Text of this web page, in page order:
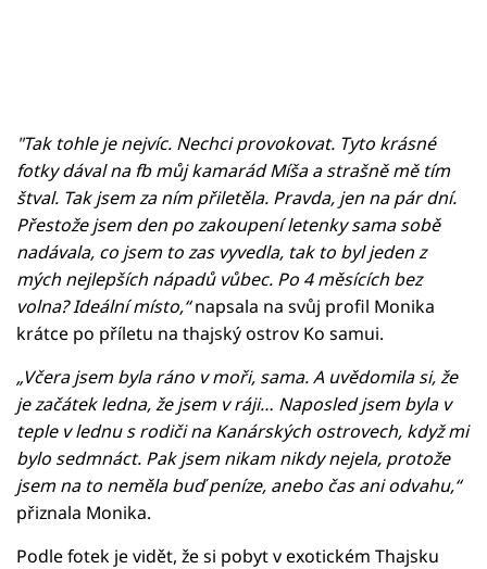
"Tak tohle je nejvíc. Nechci provokovat. Tyto krásné
fotky dával na fb můj kamarád Míša a strašně mě tím
štval. Tak jsem za ním přiletěla. Pravda, jen na pár dní.
Přestože jsem den po zakoupení letenky sama sobě
nadávala, co jsem to zas vyvedla, tak to byl jeden z
mých nejlepších nápadů vůbec. Po 4 měsících bez
volna? Ideální místo,“napsala na svůj profil Monika
krátce po příletu na thajský ostrov Ko samui.
„Včera jsem byla ráno v moři, sama. A uvědomila si, že
je začátek ledna, že jsem v ráji… Naposled jsem byla v
teple v lednu s rodičina Kanárských ostrovech, když mi
bylo sedmnáct. Pak jsem nikam nikdy nejela, protože
jsem na to neměla buď peníze, anebo čas ani odvahu,“
přiznala Monika.
Podle fotek je vidět, že si pobyt v exotickém Thajsku